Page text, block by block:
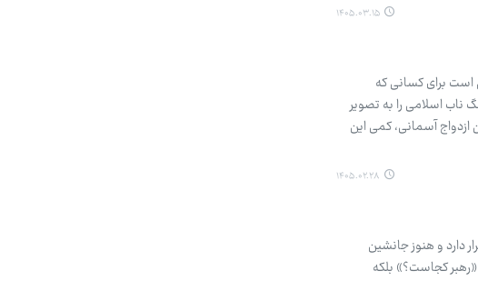
۱۴۰۵.۰۳.۱۵
است برای کسانی که
ناب اسلامی را به تصویر
ازدواج آسمانی، کمی این
۱۴۰۵.۰۲.۲۸
دارد و هنوز جانشین
کجاست؟» بلکه